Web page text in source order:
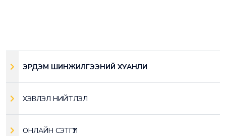
ЭРДЭМ ШИНЖИЛГЭЭНИЙ ХУАНЛИ
ХЭВЛЭЛ НИЙТЛЭЛ
ОНЛАЙН СЭТГҮҮЛ